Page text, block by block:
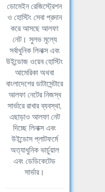
ডোমেইন রেজিস্ট্রেশন
ও হোস্টিং সেবা প্রদান
করে আসছে আলফা
নেট। সুলভ মূল্যে
সর্বাধুনিক লিনাক্স এবং
উইন্ডোজ ওয়েব হোস্টিং
আমেরিকা অথবা
বাংলাদেশের ডাটাসেন্টারে
আলফা নেটের নিজস্ব
সার্ভারে রাখার ব্যবস্থা,
এছাড়াও আলফা নেট
দিচ্ছে লিনাক্স এবং
উইন্ডোস প্লাটফর্মে
অত্যাধুনিক ভার্চুয়াল
এবং ডেডিকেটেড
সার্ভার।